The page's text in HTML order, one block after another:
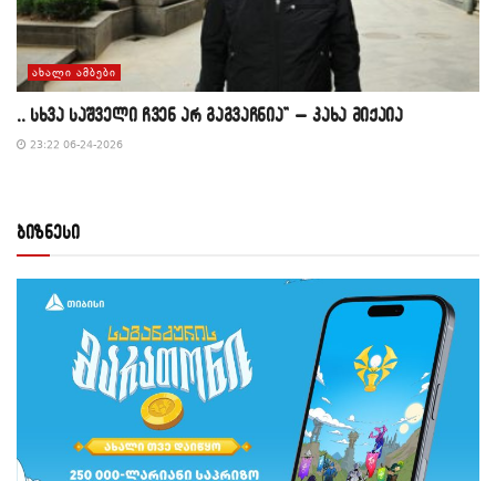
ᲐᲮᲐᲚᲘ ᲐᲛᲑᲔᲑᲘ
,, სხვა საშველი ჩვენ არ გაგვაჩნია” – კახა მიქაია
23:22 06-24-2026
ბიზნესი